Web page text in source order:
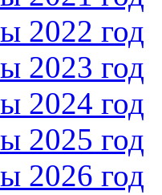
2022 год
2023 год
2024 год
2025 год
2026 год